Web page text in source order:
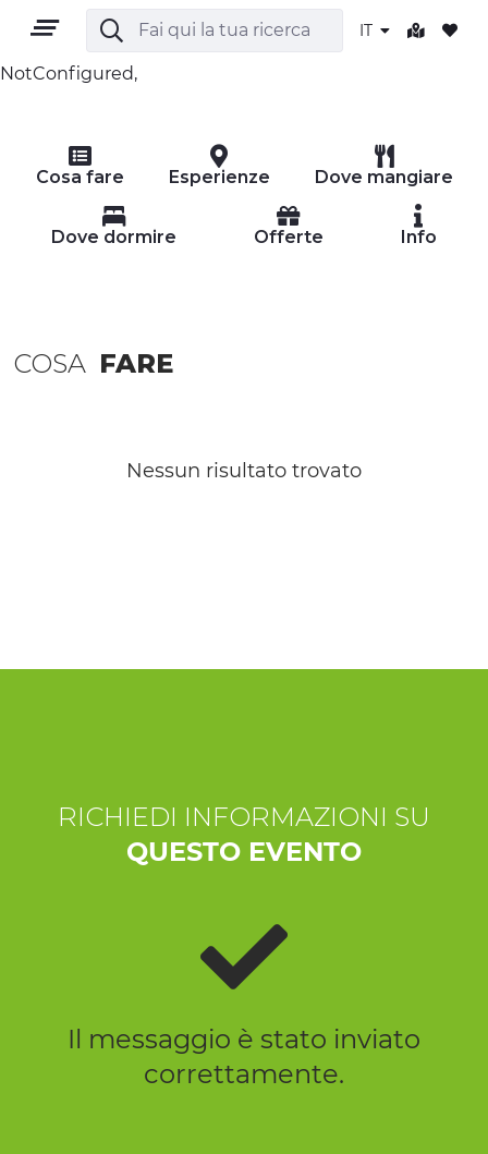
IT
OUTDOOR
NATURA E BENESSERE
NotConfigured,
Cosa fare Esperienze Dove mangiare
Dove dormire Offerte Info
COSA FARE
Nessun risultato trovato
RICHIEDI INFORMAZIONI SU
QUESTO EVENTO
Il messaggio è stato inviato
correttamente.